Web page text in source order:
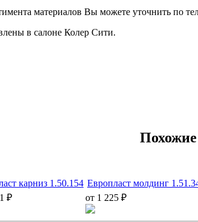
материалов Вы можете уточнить по
в салоне Колер Сити.
карниз 1.50.154
₽
Европласт молдинг
от 1 225 ₽